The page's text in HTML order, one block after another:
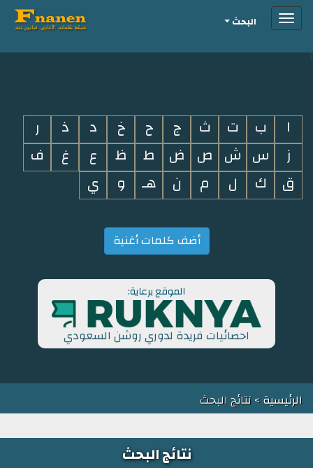
i
Toggleالبحث
ا ب ت ث ج ح خ د ذ
ر
ز
س ش ص ض ط ظ ع غ
ف
ق
ك ل م ن هـ و ي
أضف كلمات أغنية
الموقع برعاية:
احصائيات فريدة لدوري روشن السعودي
الرئيسية> نتائج البحث
نتائج البحث